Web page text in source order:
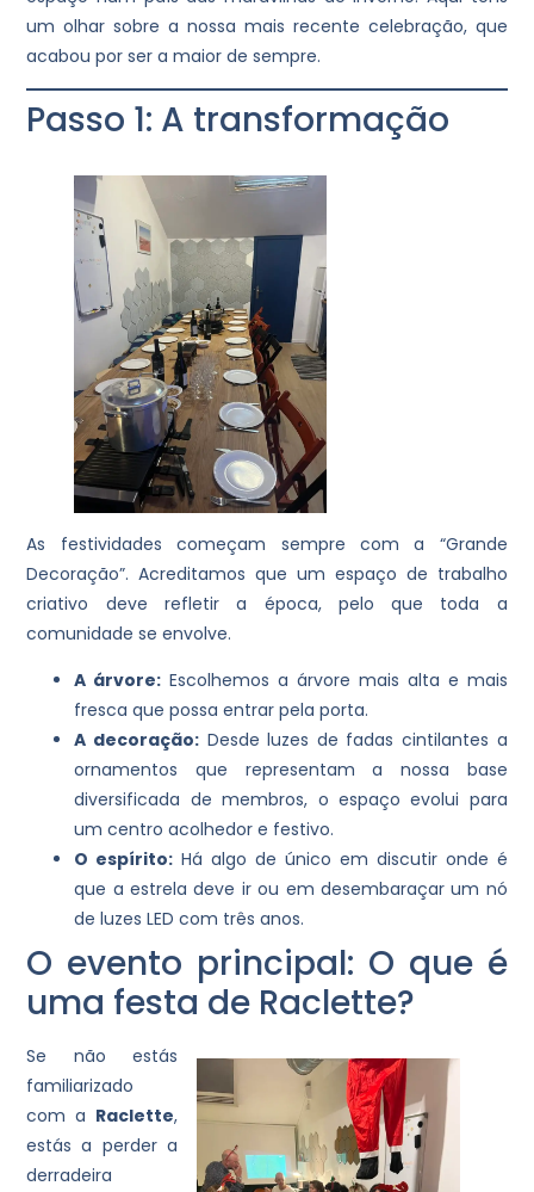
um olhar sobre a nossa mais recente celebração, que
acabou por ser a maior de sempre.
Passo 1: A transformação
As festividades começam sempre com a “Grande
Decoração”. Acreditamos que um espaço de trabalho
criativo deve refletir a época, pelo que toda a
comunidade se envolve.
A árvore: Escolhemos a árvore mais alta e mais
fresca que possa entrar pela porta.
A decoração: Desde luzes de fadas cintilantes a
ornamentos que representam a nossa base
diversificada de membros, o espaço evolui para
um centro acolhedor e festivo.
O espírito: Há algo de único em discutir onde é
que a estrela deve ir ou em desembaraçar um nó
de luzes LED com três anos.
O evento principal: O que é
uma festa de Raclette?
Se não estás
familiarizado
com a Raclette,
estás a perder a
derradeira